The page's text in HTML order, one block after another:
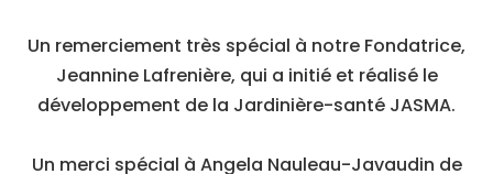
Un remerciement très spécial à notre Fondatrice,
Jeannine Lafrenière, qui a initié et réalisé le
développement de la Jardinière-santé JASMA.
Un merci spécial à Angela Nauleau-Javaudin de